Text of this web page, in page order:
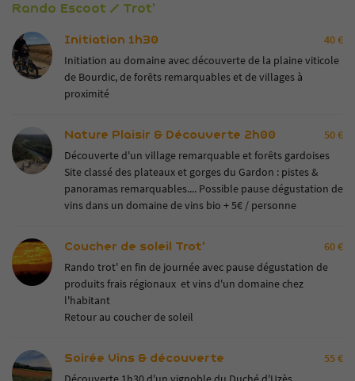
Rando Escoot / Trot'
Initiation 1h30
40 €
Initiation au domaine avec découverte de la plaine viticole
de Bourdic, de forêts remarquables et de villages à
proximité
Nature Plaisir & Découverte 2h00
50 €
Découverte d'un village remarquable et forêts gardoises
Site classé des plateaux et gorges du Gardon : pistes &
panoramas remarquables.... Possible pause dégustation de
vins dans un domaine de vins bio + 5€ / personne
Coucher de soleil Trot'
60 €
Rando trot' en fin de journée avec pause dégustation de
produits frais régionaux et vins d'un domaine chez
l'habitant
Retour au coucher de soleil
Soirée Vins & découverte
55 €